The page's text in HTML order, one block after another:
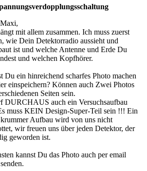
mit allem zusammen. Ich muss zuerst
wie Dein Detektorradio aussieht und
ist und welche Antenne und Erde Du
und welchen Kopfhörer.
Du ein hinreichend scharfes Photo machen
einspeichern? Können auch Zwei Photos
Seiten sein.
DURCHAUS auch ein Versuchsaufbau
muss KEIN Design-Super-Teil sein !!! Ein
Aufbau wird von uns nicht
wir freuen uns über jeden Detektor, der
geworden ist.
kannst Du das Photo auch per email